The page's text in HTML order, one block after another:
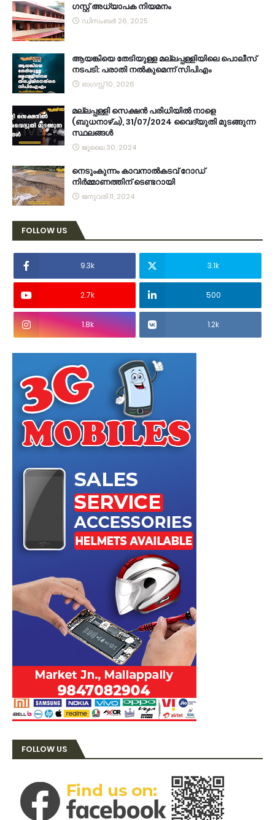
ഗസ്റ്റ് അധ്യാപക നിയമനം
ഡിസംബർ 26, 2025
ആയങ്കിയെ തേടിയുള്ള മല്ലപ്പള്ളിയിലെ പൊലീസ്
നടപടി: പരാതി നൽകുമെന്ന് സിപിഎം
ഓഗസ്റ്റ് 10, 2026
മല്ലപ്പള്ളി സെക്ഷൻ പരിധിയിൽ നാളെ
(ബുധനാഴ്ച), 31/07/2024 വൈദ്യുതി മുടങ്ങുന്ന
സ്ഥലങ്ങൾ
ജൂലൈ 30, 2024
നെടുംകുന്നം കാവനാല്‍കടവ് റോഡ്
നിര്‍മ്മാണത്തിന് ടെണ്ടറായി
ജനുവരി 11, 2024
FOLLOW US
9.3k 3.1k
2.7k 500
1.8k 1.2k
FOLLOW US